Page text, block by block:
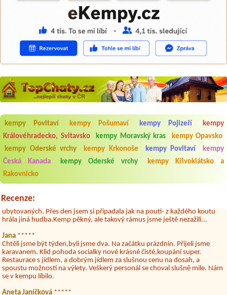
kempy Povltaví kempy Pošumaví kempy Pojizeří
kempy
Královéhradecko, Svitavsko
kempy Moravský kras
kempy Opavsko
kempy Oderské vrchy
kempy Krkonoše kempy Povltaví
kempy
Česká Kanada
kempy Oderské vrchy
kempy Křivoklátsko a
Rakovnicko
Recenze:
Aneta Melicharová***
V umývárně i na WC bylo vždy čisto, doplněný papír i utěrky, což při
množství návštěvníků není samozřejmost. V kempu je obchod a
celodenní hluk z repráků u stanů a absolutní bezohlednost ostatních
ubytovaných. Přes den jsem si připadala jak na pouti- z každého koutu
hrála jiná hudba.Kemp pěkný, ale takový rámus jsme ještě nezažili...
Jana *****
Chtěli jsme být týden,byli jsme dva. Na začátku prázdnin. Přijeli jsme
karavanem. Klid pohoda socialky nové krásné čisté,koupání super.
Restaurace s jídlem, a dobrým jídlem za slušnou cenu na dosah, a
spoustu možností na výlety. Veškerý personál se choval slušně mile. Nám
se v kempu líbilo.
Aneta Janíčková *****